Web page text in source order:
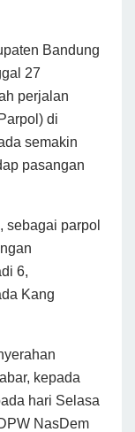
Bandung
27
perjalan
di
semakin
pasangan
sebagai parpol
6,
Kang
kepada
hari Selasa
NasDem